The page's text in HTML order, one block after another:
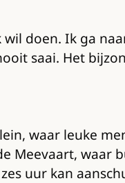
doen. Ik ga
saai. Het
waar leuke
Meevaart,
uur kan